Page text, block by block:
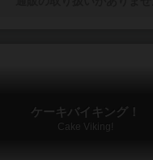
ケーキバイキング！
Cake Viking!